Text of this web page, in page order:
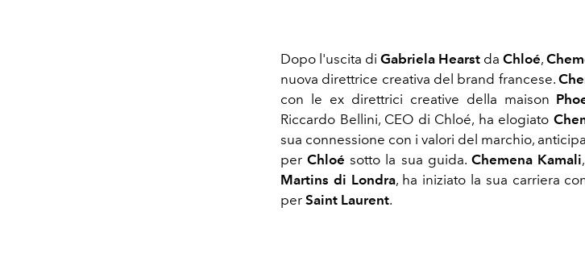
Dopo l'uscita di Gabriela Hearst da Chloé,
nuova direttrice creativa del brand francese.
con le ex direttrici creative della maison
Riccardo Bellini, CEO di Chloé, ha elogiato
sua connessione con i valori del marchio,
perChloé sotto la sua guida. Chemena Kamali
Martins di Londra, ha iniziato la sua carriera
per Saint Laurent.